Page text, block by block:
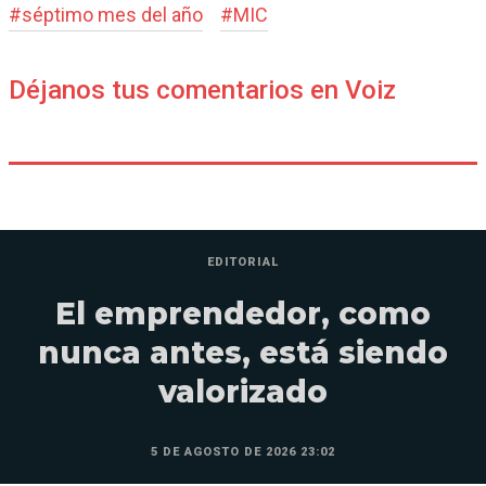
#séptimo mes del año #MIC
Déjanos tus comentarios en Voiz
EDITORIAL
El emprendedor, como
nunca antes, está siendo
valorizado
5 DE AGOSTO DE 2026 23:02